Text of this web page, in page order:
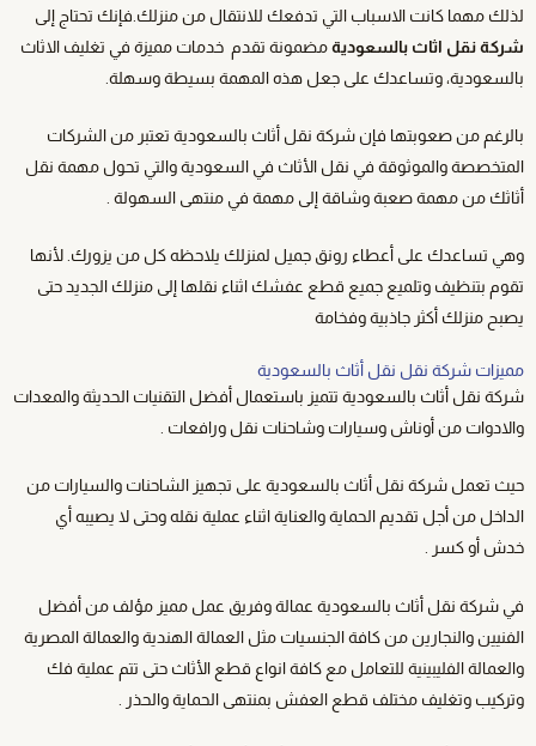
لذلك مهما كانت الاسباب التي تدفعك للانتقال من منزلك.فإنك تحتاج إلى
شركة نقل اثاث بالسعوديةمضمونة تقدم خدمات مميزة في تغليف الاثاث
بالسعودية، وتساعدك على جعل هذه المهمة بسيطة وسهلة.
بالرغم من صعوبتها فإن شركة نقل أثاث بالسعودية تعتبر من الشركات
المتخصصة والموثوقة في نقل الأثاث في السعودية والتي تحول مهمة نقل
أثاثك من مهمة صعبة وشاقة إلى مهمة في منتهى السهولة .
وهي تساعدك على أعطاء رونق جميل لمنزلك يلاحظه كل من يزورك. لأنها
تقوم بتنظيف وتلميع جميع قطع عفشك اثناء نقلها إلى منزلك الجديد حتى
يصبح منزلك أكثر جاذبية وفخامة
مميزات شركة نقل نقل أثاث بالسعودية
شركة نقل أثاث بالسعودية تتميز باستعمال أفضل التقنيات الحديثة والمعدات
والادوات من أوناش وسيارات وشاحنات نقل ورافعات .
حيث تعمل شركة نقل أثاث بالسعودية على تجهيز الشاحنات والسيارات من
الداخل من أجل تقديم الحماية والعناية اثناء عملية نقله وحتى لا يصيبه أي
خدش أو كسر .
في شركة نقل أثاث بالسعودية عمالة وفريق عمل مميز مؤلف من أفضل
الفنيين والنجارين من كافة الجنسيات مثل العمالة الهندية والعمالة المصرية
والعمالة الفليبينية للتعامل مع كافة انواع قطع الأثاث حتى تتم عملية فك
وتركيب وتغليف مختلف قطع العفش بمنتهى الحماية والحذر .